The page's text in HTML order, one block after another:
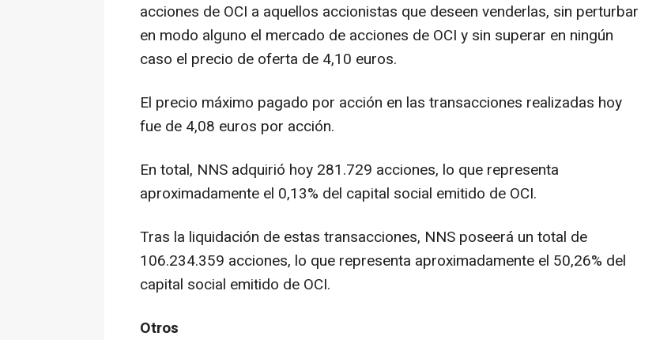
acciones de OCI a aquellos accionistas que deseen venderlas, sin perturbar
en modo alguno el mercado de acciones de OCI y sin superar en ningún
caso el precio de oferta de 4,10 euros.
El precio máximo pagado por acción en las transacciones realizadas hoy
fue de 4,08 euros por acción.
En total, NNS adquirió hoy 281.729 acciones, lo que representa
aproximadamente el 0,13% del capital social emitido de OCI.
Tras la liquidación de estas transacciones, NNS poseerá un total de
106.234.359 acciones, lo que representa aproximadamente el 50,26% del
capital social emitido de OCI.
Otros